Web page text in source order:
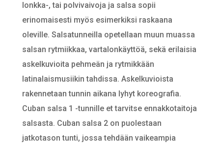
lonkka-, tai polvivaivoja ja salsa sopii
erinomaisesti myös esimerkiksi raskaana
oleville. Salsatunneilla opetellaan muun muassa
salsan rytmiikkaa, vartalonkäyttöä, sekä erilaisia
askelkuvioita pehmeän ja rytmikkään
latinalaismusiikin tahdissa. Askelkuvioista
rakennetaan tunnin aikana lyhyt koreografia.
Cuban salsa 1 -tunnille et tarvitse ennakkotaitoja
salsasta. Cuban salsa 2 on puolestaan
jatkotason tunti, jossa tehdään vaikeampia